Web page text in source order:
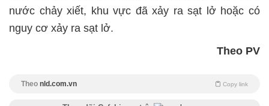
nước chảy xiết, khu vực đã xảy ra sạt lở hoặc có
nguy cơ xảy ra sạt lở.
Theo PV
Theo nld.com.vn Copy link